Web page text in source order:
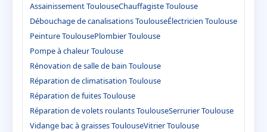
Assainissement ToulouseChauffagiste Toulouse
Débouchage de canalisations ToulouseÉlectricien Toulouse
Peinture ToulousePlombier Toulouse
Pompe à chaleur Toulouse
Rénovation de salle de bain Toulouse
Réparation de climatisation Toulouse
Réparation de fuites Toulouse
Réparation de volets roulants ToulouseSerrurier Toulouse
Vidange bac à graisses ToulouseVitrier Toulouse